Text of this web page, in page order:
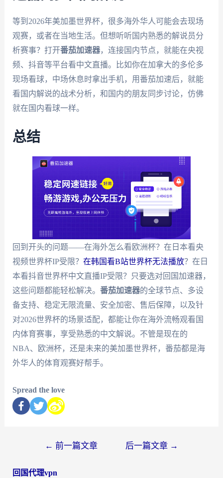
等到2026年美加墨世界杯，很多海外华人可能会去现场
观赛，或者在当地生活。但想听听国内熟悉的解说员分
析赛事？打开番茄加速器，连接国内节点，就能在央视
频、抖音等平台看中文直播。比如你在加拿大的多伦多
现场看球，中场休息时拿出手机，用番茄加速后，就能
看国内解说的战术分析，和国内的朋友同步讨论，仿佛
就在国内看球一样。
总结
回到开头的问题——在海外怎么看欧洲杯？在日本看央
视频世界杯IP受限？ 在韩国看B站世界杯无法播放？在日
本看抖音世界杯中文直播IP受限？只要选对回国加速器，
这些问题都能轻松解决。 番茄加速器的全球节点、多设
备支持、稳定无限流量、安全加密、售后保障，以及针
对2026世界杯的场景适配，都能让你在海外流畅观看国
内体育赛事，享受熟悉的中文解说。不管是现在的
NBA、欧洲杯，还是未来的美加墨世界杯，番茄都是海
外华人的体育观赛好帮手。
Spread the love
← 前一篇文章 后一篇文章 →
回国代理vpn